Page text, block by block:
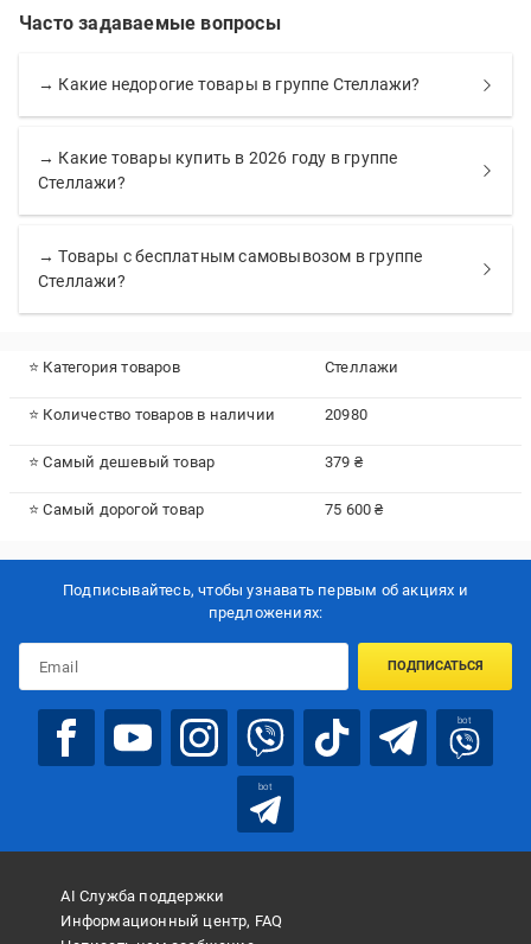
Часто задаваемые вопросы
→ Какие недорогие товары в группе Стеллажи?
→ Какие товары купить в 2026 году в группе
Стеллажи?
→ Товары с бесплатным самовывозом в группе
Стеллажи?
⭐ Категория товаров Стеллажи
⭐ Количество товаров в наличии 20980
⭐ Самый дешевый товар 379 ₴
⭐ Самый дорогой товар 75 600 ₴
Подписывайтесь, чтобы узнавать первым об акцияx и
предложениях:
ПОДПИСАТЬСЯ
bot
bot
AI Служба поддержки
Информационный центр, FAQ